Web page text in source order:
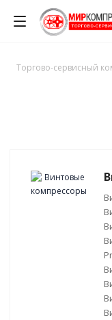
Торгово-сервисный